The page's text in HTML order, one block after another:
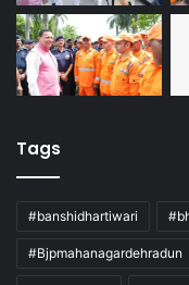
Tags
#banshidhartiwari
#Bjpmahanagardehradun